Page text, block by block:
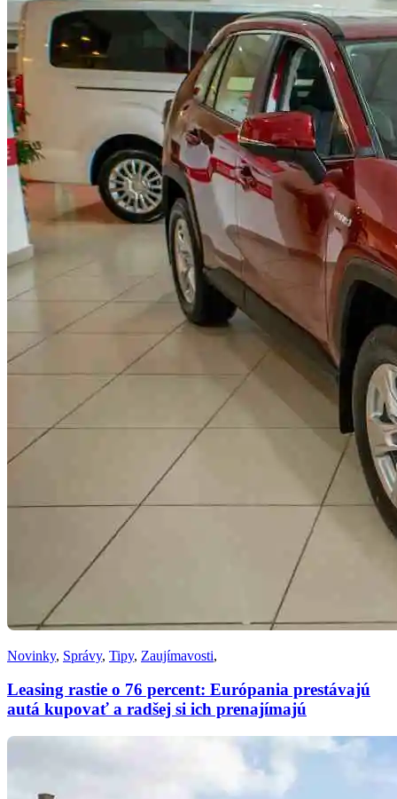
Novinky, Správy, Tipy, Zaujímavosti,
Leasing rastie o 76 percent: Európania prestávajú
autá kupovať a radšej si ich prenajímajú